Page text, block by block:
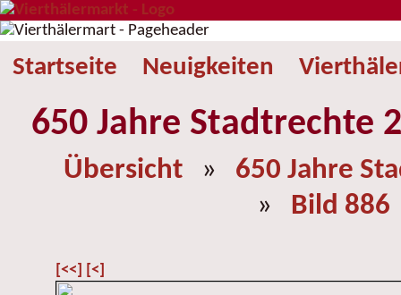
Startseite Neuigkeiten
650 Jahre Stadtrechte
Übersicht » 650 Jahre
» Bild 886
[<<] [<]